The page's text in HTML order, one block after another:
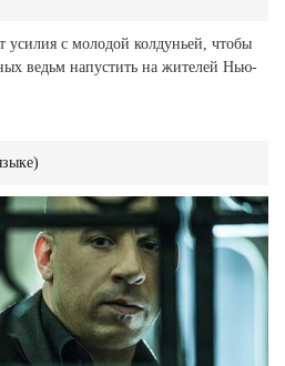
усилия с молодой колдуньей, чтобы
ведьм напустить на жителей Нью-